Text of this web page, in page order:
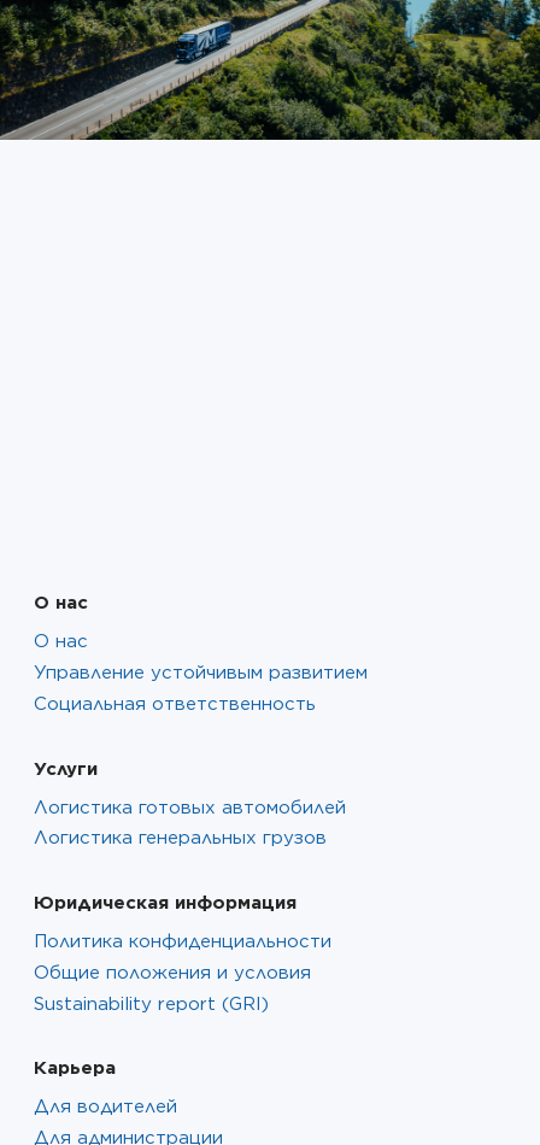
НОВЫЙ
КЛИЕНТ
О нас
О нас
Управление устойчивым развитием
Социальная ответственность
Услуги
Логистика готовых автомобилей
Логистика генеральных грузов
Юридическая информация
Политика конфиденциальности
Общие положения и условия
Sustainability report (GRI)
Карьера
Для водителей
Для администрации